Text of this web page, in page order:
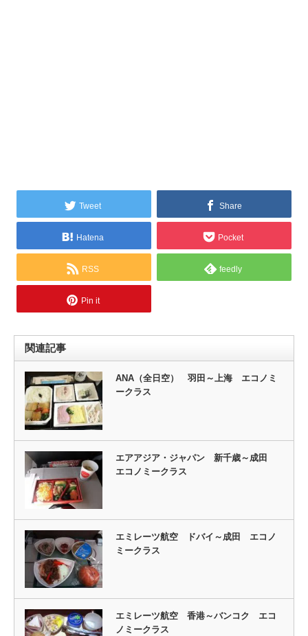
Tweet Share
Hatena Pocket
RSS feedly
Pin it
関連記事
ANA（全日空） 羽田～上海 エコノミ
ークラス
エアアジア・ジャパン 新千歳～成田
エコノミークラス
エミレーツ航空 ドバイ～成田 エコノ
ミークラス
エミレーツ航空 香港～バンコク エコ
ノミークラス